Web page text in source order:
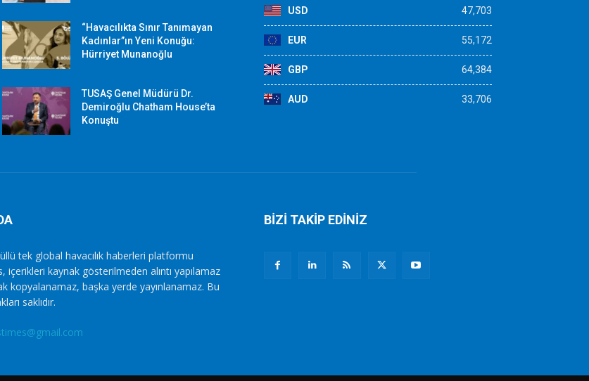
“Havacılıkta Sınır Tanımayan
Kadınlar”ın Yeni Konuğu:
Hürriyet Munanoğlu
TUSAŞ Genel Müdürü Dr.
Demiroğlu Chatham House’ta
Konuştu
USD 47,703
EUR 55,172
GBP 64,384
AUD 33,706
tek global havacılık haberleri platformu
içerikleri kaynak gösterilmeden alıntı yapılamaz
kopyalanamaz, başka yerde yayınlanamaz. Bu
saklıdır.
BİZİ TAKİP EDİNİZ